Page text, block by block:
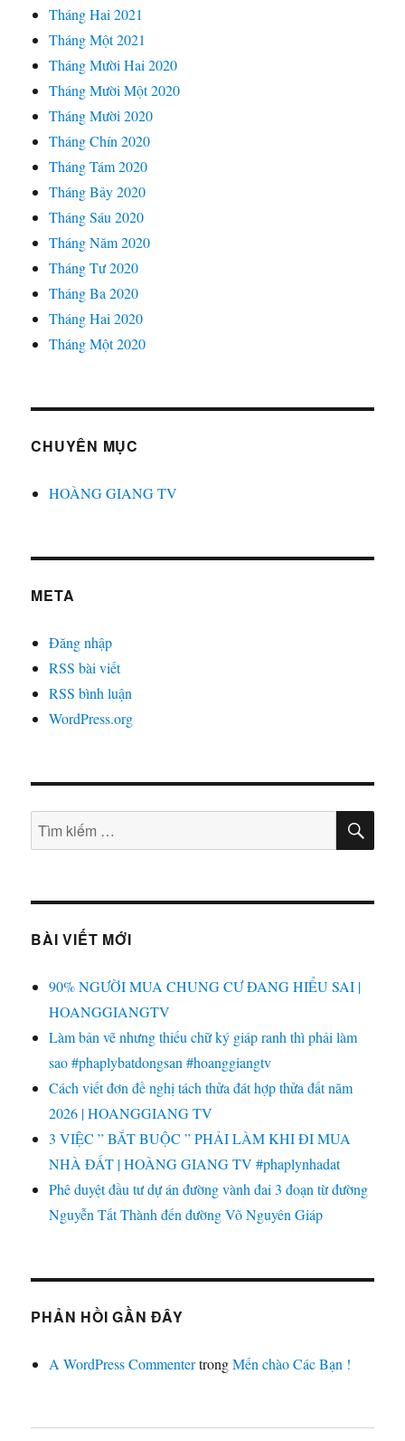
Tháng Hai 2021
Tháng Một 2021
Tháng Mười Hai 2020
Tháng Mười Một 2020
Tháng Mười 2020
Tháng Chín 2020
Tháng Tám 2020
Tháng Bảy 2020
Tháng Sáu 2020
Tháng Năm 2020
Tháng Tư 2020
Tháng Ba 2020
Tháng Hai 2020
Tháng Một 2020
CHUYÊN MỤC
HOÀNG GIANG TV
META
Đăng nhập
RSS bài viết
RSS bình luận
WordPress.org
Tìm
kiếm:
TÌM
BÀI VIẾT MỚI
90% NGƯỜI MUA CHUNG CƯ ĐANG HIỂU SAI |
HOANGGIANGTV
Làm bản vẽ nhưng thiếu chữ ký giáp ranh thì phải làm
sao #phaplybatdongsan #hoanggiangtv
Cách viết đơn đề nghị tách thửa đát hợp thửa đất năm
2026 | HOANGGIANG TV
3 VIỆC ” BẮT BUỘC ” PHẢI LÀM KHI ĐI MUA
NHÀ ĐẤT | HOÀNG GIANG TV #phaplynhadat
Phê duyệt đầu tư dự án đường vành đai 3 đoạn từ đường
Nguyễn Tất Thành đến đường Võ Nguyên Giáp
PHẢN HỒI GẦN ĐÂY
A WordPress CommentertrongMến chào Các Bạn !